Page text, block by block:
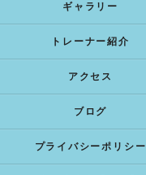
ギャラリー
トレーナー紹介
アクセス
ブログ
プライバシーポリシー